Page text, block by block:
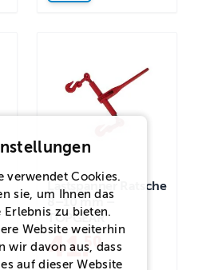
Lastspanner Ratsche
8–10 mm –
TOPGEAR
41.50
verwendet Cookies.
sie, um Ihnen das
Erlebnis zu bieten.
Website weiterhin
wir davon aus, dass
auf dieser Website